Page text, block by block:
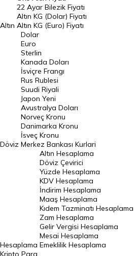
Dolar Kuru
Euro Kuru
Pound Kuru
Frank Kuru
Riyal Kuru
Avustralya Doları
Danimarka Kronu Kuru
Kanada Doları Kuru
Norveç Kronu Kuru
İsveç Kronu Kuru
Japon Yeni Kuru
Serbest Piyasa Döviz Kurları
Merkez Bankası Döviz Kurları
Altın Fiyatları
Altın
22 Ayar Bilezik Fiyatı
Altın KG (Dolar) Fiyatı
Altın KG (Euro) Fiyatı
Döviz
Dolar
Euro
Sterlin
Kanada Doları
İsviçre Frangı
Rus Rublesi
Suudi Riyali
Japon Yeni
Avustralya Doları
Norveç Kronu
Danimarka Kronu
İsveç Kronu
Merkez Bankası Kurlari
Hesaplama
Altın Hesaplama
Döviz Çevirici
Yüzde Hesaplama
KDV Hesaplama
İndirim Hesaplama
Maaş Hesaplama
Kıdem Tazminatı Hesaplama
Zam Hesaplama
Gelir Vergisi Hesaplama
Mesai Hesaplama
Emeklilik Hesaplama
Kripto Para